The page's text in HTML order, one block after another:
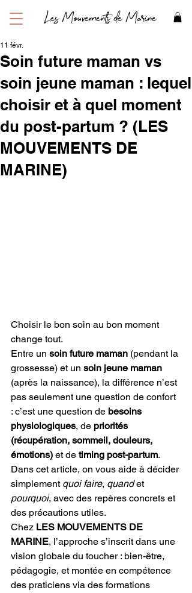
Les Mouvements de Marine
Soin future maman vs
soin jeune maman : lequel
choisir et à quel moment
du post-partum ? (LES
MOUVEMENTS DE
MARINE)
11 févr.
Choisir le bon soin au bon moment
change tout.
Entre un soin future maman (pendant la
grossesse) et un soin jeune maman
(après la naissance), la différence n’est
pas seulement une question de confort
: c’est une question de besoins
physiologiques, de priorités
(récupération, sommeil, douleurs,
émotions) et de timing post-partum.
Dans cet article, on vous aide à décider
simplement quoi faire, quand et
pourquoi, avec des repères concrets et
des précautions utiles.
Chez LES MOUVEMENTS DE
MARINE, l’approche s’inscrit dans une
vision globale du toucher : bien-être,
pédagogie, et montée en compétence
des praticiens via des formations